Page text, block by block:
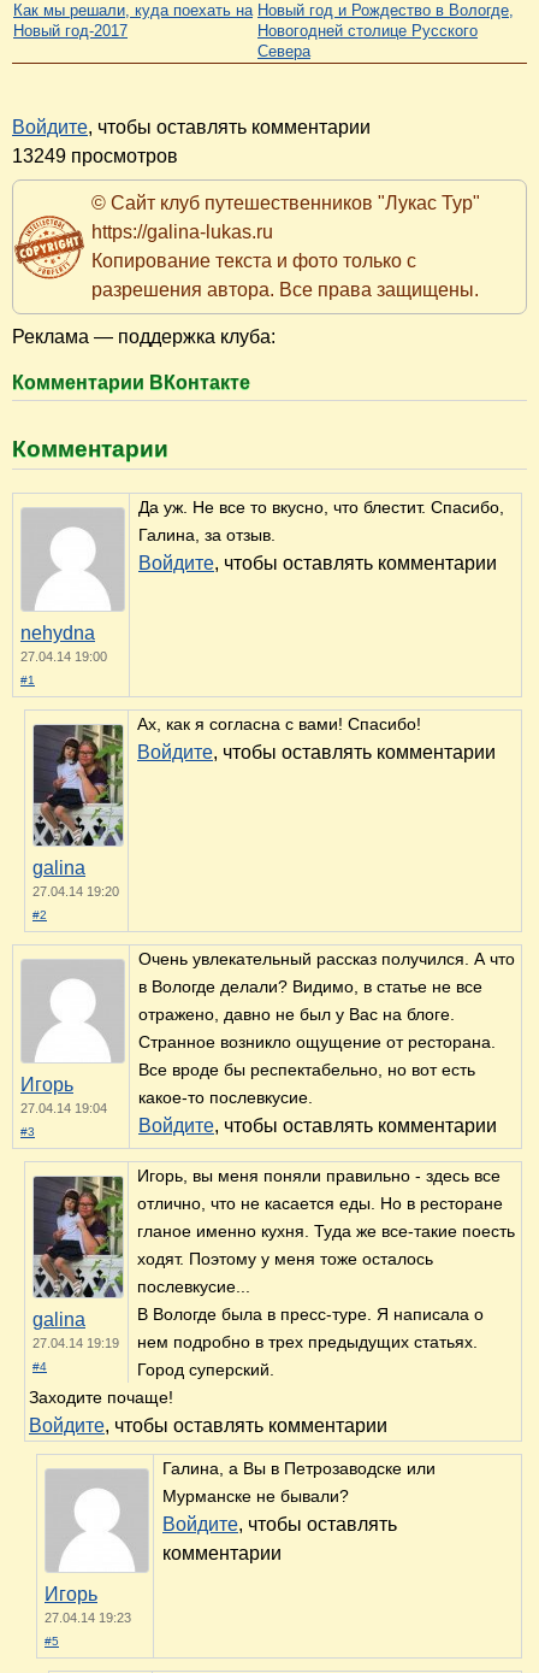
Как мы решали, куда поехать на
Новый год-2017
Новый год и Рождество в Вологде,
Новогодней столице Русского
Севера
Войдите, чтобы оставлять комментарии
13249 просмотров
© Сайт клуб путешественников "Лукас Тур"
https://galina-lukas.ru
Копирование текста и фото только с
разрешения автора. Все права защищены.
Реклама — поддержка клуба:
Комментарии ВКонтакте
Комментарии
nehydna
27.04.14 19:00
#1
Да уж. Не все то вкусно, что блестит. Спасибо,
Галина, за отзыв.
Войдите, чтобы оставлять комментарии
galina
27.04.14 19:20
#2
Ах, как я согласна с вами! Спасибо!
Войдите, чтобы оставлять комментарии
Игорь
27.04.14 19:04
#3
Очень увлекательный рассказ получился. А что
в Вологде делали? Видимо, в статье не все
отражено, давно не был у Вас на блоге.
Странное возникло ощущение от ресторана.
Все вроде бы респектабельно, но вот есть
какое-то послевкусие.
Войдите, чтобы оставлять комментарии
galina
27.04.14 19:19
#4
Игорь, вы меня поняли правильно - здесь все
отлично, что не касается еды. Но в ресторане
гланое именно кухня. Туда же все-такие поесть
ходят. Поэтому у меня тоже осталось
послевкусие...
В Вологде была в пресс-туре. Я написала о
нем подробно в трех предыдущих статьях.
Город суперский.
Заходите почаще!
Войдите, чтобы оставлять комментарии
Игорь
27.04.14 19:23
#5
Галина, а Вы в Петрозаводске или
Мурманске не бывали?
Войдите, чтобы оставлять
комментарии